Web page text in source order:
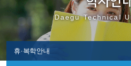
Daegu Technical
휴·복학안내